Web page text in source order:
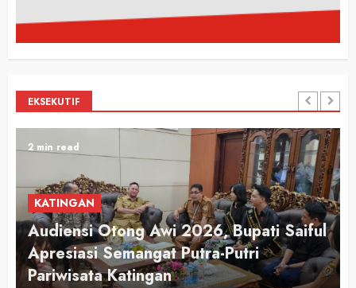
EKSEKUTIF
2 min read
KATINGAN
Audiensi Otong Awi 2026, Bupati Saiful
Apresiasi Semangat Putra-Putri
Pariwisata Katingan